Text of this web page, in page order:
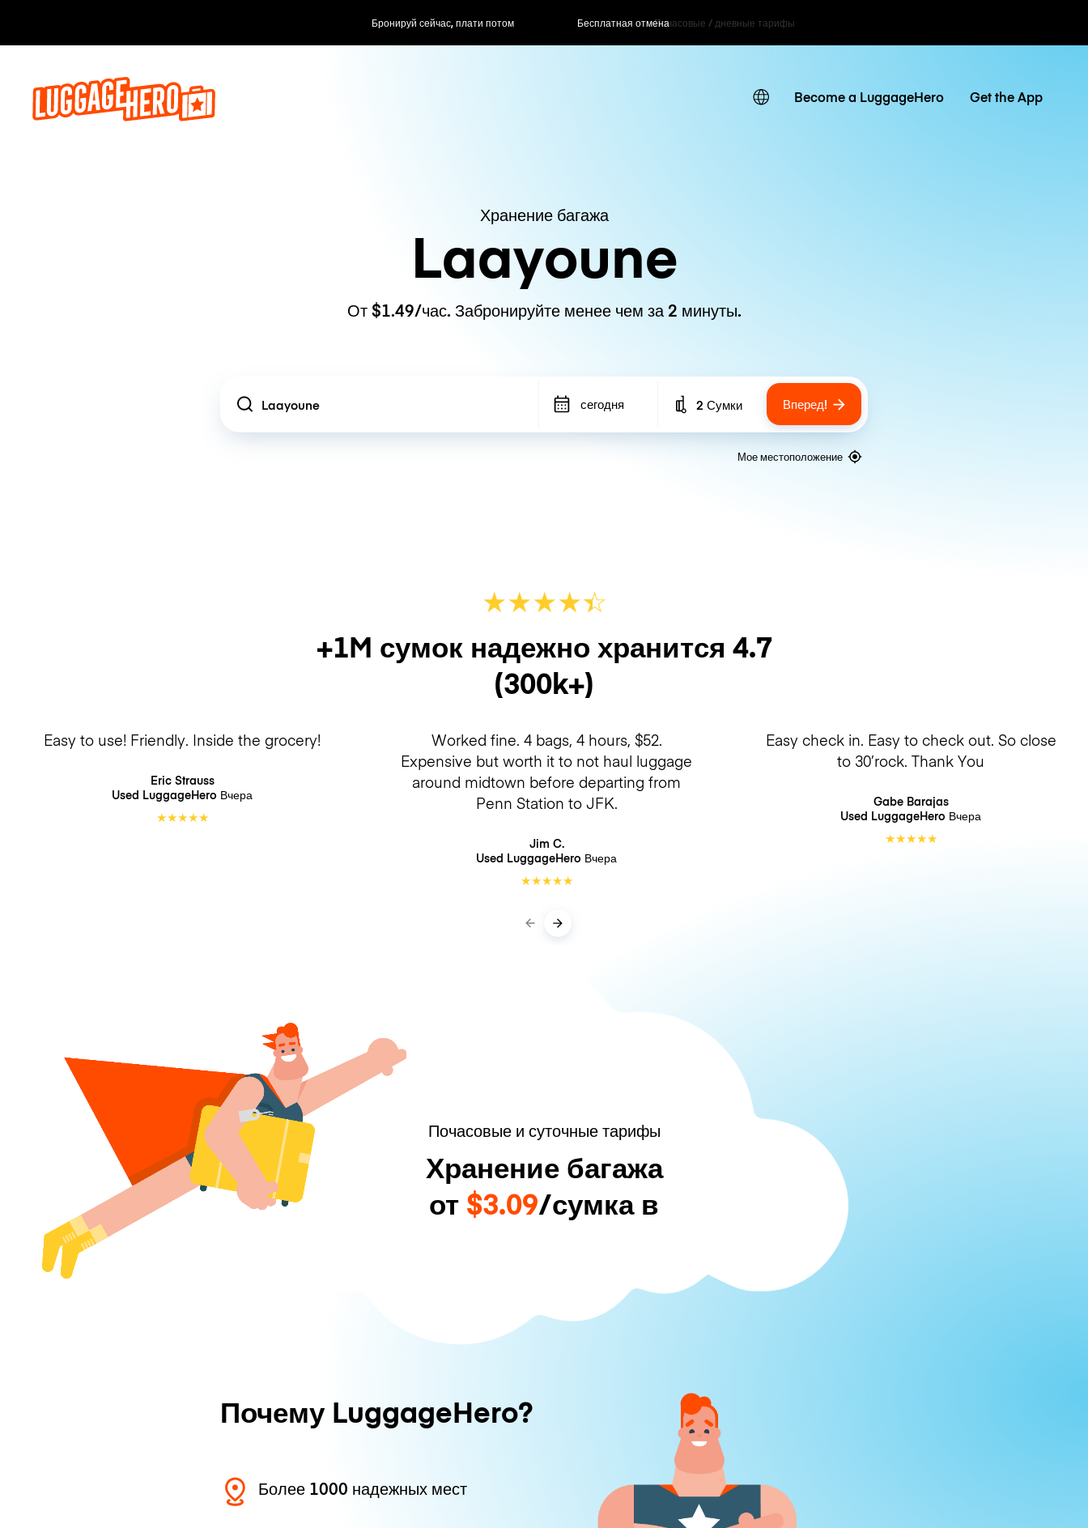
Бронируй сейчас, плати потом Бесплатная отмена Почасовые / дневные тарифы
Become a LuggageHero Get the App
Хранение багажа
Laayoune
От $1.49/час. Забронируйте менее чем за 2 минуты.
Location сегодня Number of bags
2 Сумки Вперед!
Мое местоположение
★★★★☆
★
+1M сумок надежно хранится 4.7
(300k+)
Easy to use! Friendly. Inside the grocery!
Eric Strauss
Used LuggageHero Вчера
★★★★★
Worked fine. 4 bags, 4 hours, $52.
Expensive but worth it to not haul luggage
around midtown before departing from
Penn Station to JFK.
Jim C.
Used LuggageHero Вчера
★★★★★
Easy check in. Easy to check out. So close
to 30’rock. Thank You
Gabe Barajas
Used LuggageHero Вчера
★★★★★
Почасовые и суточные тарифы
Хранение багажа
от $3.09/сумка в
Почему LuggageHero?
Более 1000 надежных мест